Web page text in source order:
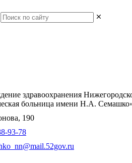
здравоохранения
больница имени Н.А.
190
93-78